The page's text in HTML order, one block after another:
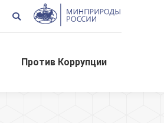
Поиск:
Против Коррупции
Против Коррупции